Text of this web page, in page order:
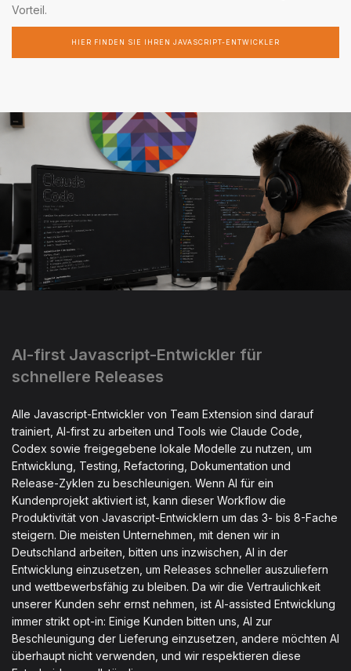
Vorteil.
HIER FINDEN SIE IHREN JAVASCRIPT-ENTWICKLER
AI-first Javascript-Entwickler für
schnellere Releases
Alle Javascript-Entwickler von Team Extension sind darauf
trainiert, AI-first zu arbeiten und Tools wie Claude Code,
Codex sowie freigegebene lokale Modelle zu nutzen, um
Entwicklung, Testing, Refactoring, Dokumentation und
Release-Zyklen zu beschleunigen. Wenn AI für ein
Kundenprojekt aktiviert ist, kann dieser Workflow die
Produktivität von Javascript-Entwicklern um das 3- bis 8-Fache
steigern. Die meisten Unternehmen, mit denen wir in
Deutschland arbeiten, bitten uns inzwischen, AI in der
Entwicklung einzusetzen, um Releases schneller auszuliefern
und wettbewerbsfähig zu bleiben. Da wir die Vertraulichkeit
unserer Kunden sehr ernst nehmen, ist AI-assisted Entwicklung
immer strikt opt-in: Einige Kunden bitten uns, AI zur
Beschleunigung der Lieferung einzusetzen, andere möchten AI
überhaupt nicht verwenden, und wir respektieren diese